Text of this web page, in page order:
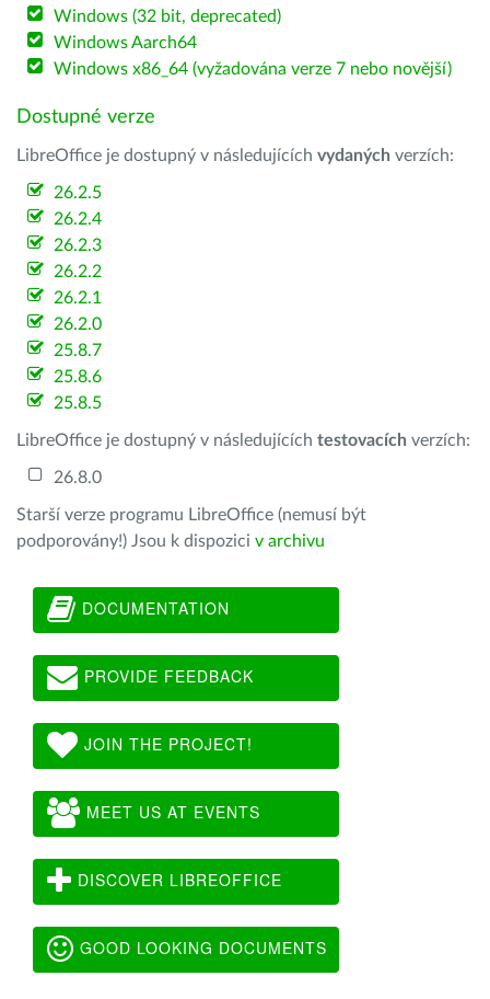
Windows (32 bit, deprecated)
Windows Aarch64
Windows x86_64 (vyžadována verze 7 nebo novější)
Dostupné verze
LibreOffice je dostupný v následujících vydaných verzích:
26.2.5
26.2.4
26.2.3
26.2.2
26.2.1
26.2.0
25.8.7
25.8.6
25.8.5
LibreOffice je dostupný v následujících testovacích verzích:
26.8.0
Starší verze programu LibreOffice (nemusí být
podporovány!) Jsou k dispozici v archivu
DOCUMENTATION
PROVIDE FEEDBACK
JOIN THE PROJECT!
MEET US AT EVENTS
DISCOVER LIBREOFFICE
GOOD LOOKING DOCUMENTS